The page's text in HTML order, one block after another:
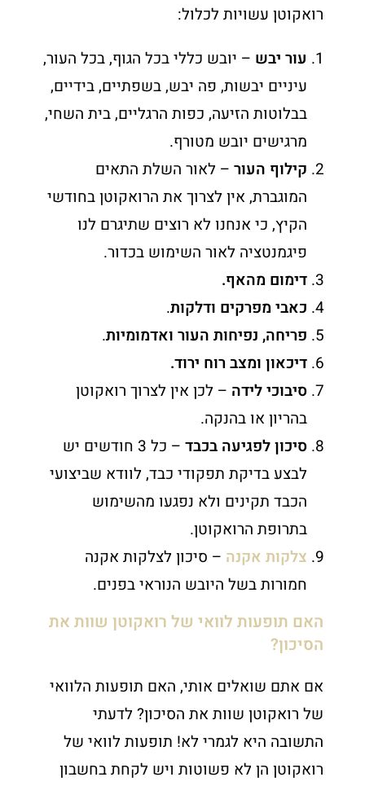
רואקוטן עשויות לכלול:
עור יבש – יובש כללי בכל הגוף, בכל העור,
עיניים יבשות, פה יבש, בשפתיים, בידיים,
בבלוטות הזיעה, כפות הרגליים, בית השחי,
מרגישים יובש מטורף.
קילוף העור – לאור השלת התאים
המוגברת, אין לצרוך את הרואקוטן בחודשי
הקיץ, כי אנחנו לא רוצים שתיגרם לנו
פיגמנטציה לאור השימוש בכדור.
דימום מהאף.
כאבי מפרקים ודלקות.
פריחה, נפיחות העור ואדמומיות.
דיכאון ומצב רוח ירוד.
סיבוכי לידה – לכן אין לצרוך רואקוטן
בהריון או בהנקה.
סיכון לפגיעה בכבד
– כל 3 חודשים יש
לבצע בדיקת תפקודי כבד, לוודא שביצועי
הכבד תקינים ולא נפגעו מהשימוש
בתרופת הרואקוטן.
צלקות אקנה – סיכון לצלקות אקנה
חמורות בשל היובש הנוראי בפנים.
האם תופעות לוואי של רואקוטן שוות את
הסיכון?
אם אתם שואלים אותי, האם תופעות הלוואי
של רואקוטן שוות את הסיכון? לדעתי
התשובה היא לגמרי לא! תופעות לוואי של
רואקוטן הן לא פשוטות ויש לקחת בחשבון